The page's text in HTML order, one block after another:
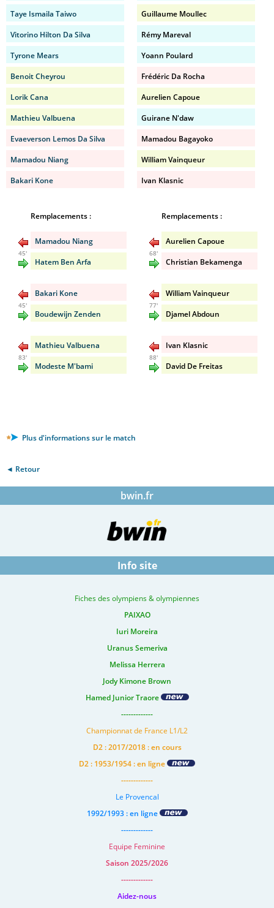
Taye Ismaila Taiwo
Vitorino Hilton Da Silva
Tyrone Mears
Benoit Cheyrou
Lorik Cana
Mathieu Valbuena
Evaeverson Lemos Da Silva
Mamadou Niang
Bakari Kone
Guillaume Moullec
Rémy Mareval
Yoann Poulard
Frédéric Da Rocha
Aurelien Capoue
Guirane N'daw
Mamadou Bagayoko
William Vainqueur
Ivan Klasnic
Remplacements :
Mamadou Niang
45'
Hatem Ben Arfa
Bakari Kone
45'
Boudewijn Zenden
Mathieu Valbuena
83'
Modeste M'bami
Remplacements :
Aurelien Capoue
68'
Christian Bekamenga
William Vainqueur
77'
Djamel Abdoun
Ivan Klasnic
88'
David De Freitas
Plus d'informations sur le match
◄ Retour
bwin.fr
Info site
Fiches des olympiens & olympiennes
PAIXAO
Iuri Moreira
Uranus Semeriva
Melissa Herrera
Jody Kimone Brown
Hamed Junior Traore
-------------
Championnat de France L1/L2
D2 : 2017/2018 : en cours
D2 : 1953/1954 : en ligne
-------------
Le Provencal
1992/1993 : en ligne
-------------
Equipe Feminine
Saison 2025/2026
-------------
Aidez-nous